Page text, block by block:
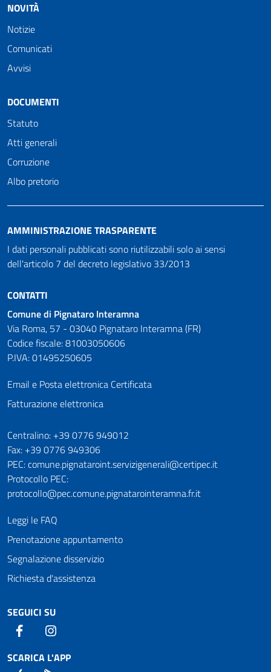
NOVITÀ
Notizie
Comunicati
Avvisi
DOCUMENTI
Statuto
Atti generali
Corruzione
Albo pretorio
AMMINISTRAZIONE TRASPARENTE
I dati personali pubblicati sono riutilizzabili solo ai sensi
dell'articolo 7 del decreto legislativo 33/2013
CONTATTI
Comune di Pignataro Interamna
Via Roma, 57 - 03040 Pignataro Interamna (FR)
Codice fiscale: 81003050606
P.IVA: 01495250605
Email e Posta elettronica Certificata
Fatturazione elettronica
Numeri utili
Centralino: +39 0776 949012
Fax: +39 0776 949306
PEC: comune.pignataroint.servizigenerali@certipec.it
Protocollo PEC:
protocollo@pec.comune.pignatarointeramna.fr.it
Leggi le FAQ
Prenotazione appuntamento
Segnalazione disservizio
Richiesta d'assistenza
SEGUICI SU
Facebook
SCARICA L'APP